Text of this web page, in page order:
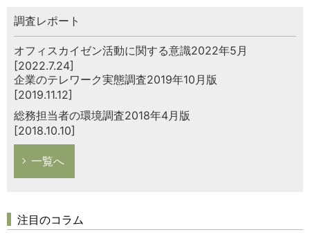
調査レポート
オフィスカイゼン活動に関する意識2022年5月
[2022.7.24]
企業のテレワーク実態調査2019年10月版
[2019.11.12]
総務担当者の環境調査2018年4月版
[2018.10.10]
一覧へ
注目のコラム